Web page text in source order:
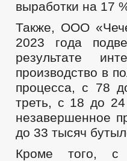
выработки на 17
Также, ООО
2023 года
результате
производство в
процесса, с 78
треть, с 18 до
незавершенное
до 33 тысяч
Кроме того,